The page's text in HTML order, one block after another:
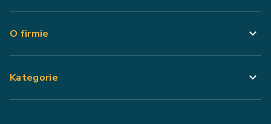
O firmie
Kategorie